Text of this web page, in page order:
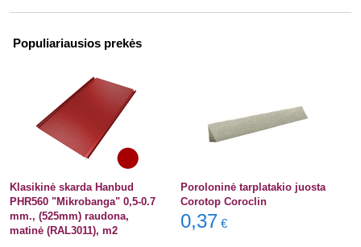
Populiariausios prekės
Klasikinė skarda Hanbud
PHR560 "Mikrobanga" 0,5-0.7
mm., (525mm) raudona,
matinė (RAL3011), m2
Poroloninė tarplatakio juosta
Corotop Coroclin
0,37 €